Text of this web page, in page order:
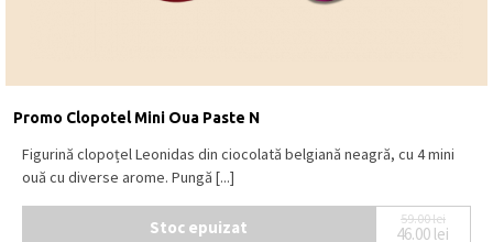
Promo Clopotel Mini Oua Paste N
Figurină clopoțel Leonidas din ciocolată belgiană neagră, cu 4 mini
ouă cu diverse arome. Pungă [...]
Stoc epuizat 59.00lei
Prețul
46.00 lei
Prețul